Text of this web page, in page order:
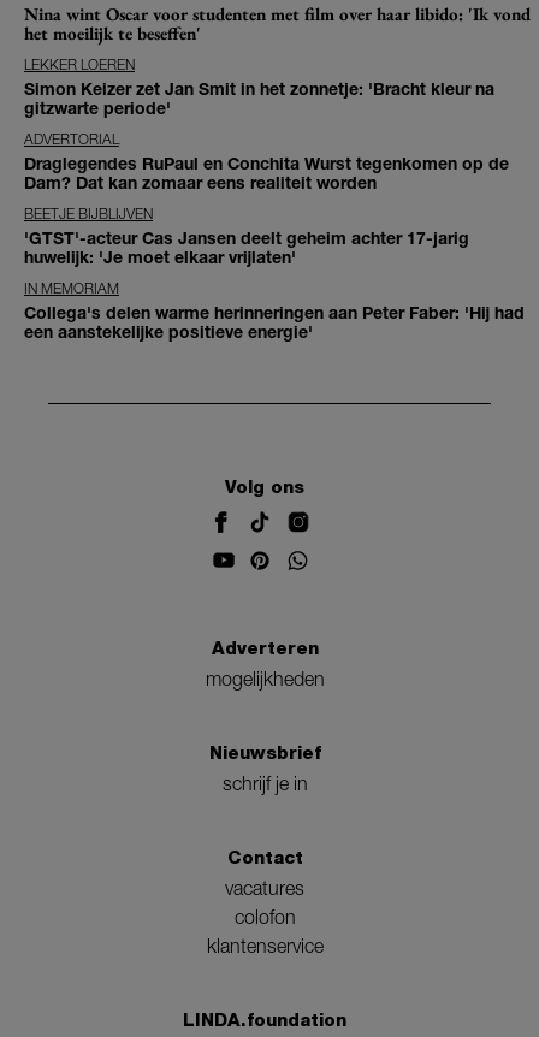
Nina wint Oscar voor studenten met film over haar libido: 'Ik vond
het moeilijk te beseffen'
LEKKER LOEREN
Simon Keizer zet Jan Smit in het zonnetje: 'Bracht kleur na
gitzwarte periode'
ADVERTORIAL
Draglegendes RuPaul en Conchita Wurst tegenkomen op de
Dam? Dat kan zomaar eens realiteit worden
BEETJE BIJBLIJVEN
'GTST'-acteur Cas Jansen deelt geheim achter 17-jarig
huwelijk: 'Je moet elkaar vrijlaten'
IN MEMORIAM
Collega's delen warme herinneringen aan Peter Faber: 'Hij had
een aanstekelijke positieve energie'
Volg ons
Adverteren
mogelijkheden
Nieuwsbrief
schrijf je in
Contact
vacatures
colofon
klantenservice
LINDA.foundation